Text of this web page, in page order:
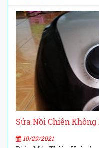
Sửa Nồi Chiên
10/29/2021